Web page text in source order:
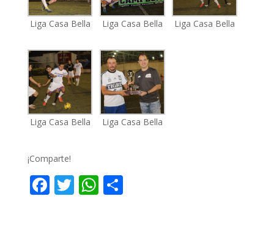
Liga Casa Bella Liga Casa Bella Liga Casa Bella
Liga Casa Bella Liga Casa Bella
¡Comparte!
F T W C